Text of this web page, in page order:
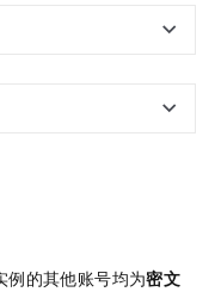
例的其他账号均为密文